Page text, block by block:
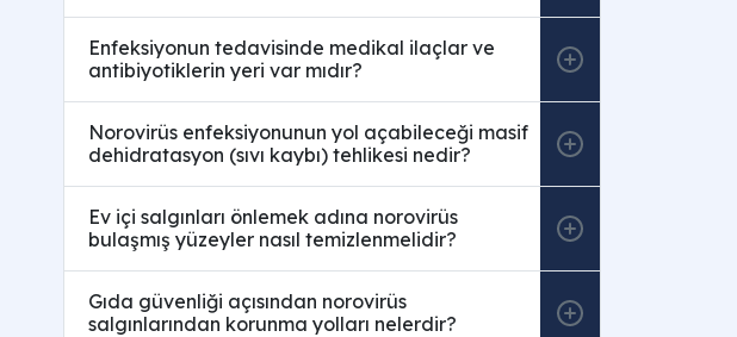
Enfeksiyonun tedavisinde medikal ilaçlar ve
antibiyotiklerin yeri var mıdır?
Norovirüs enfeksiyonunun yol açabileceği masif
dehidratasyon (sıvı kaybı) tehlikesi nedir?
Ev içi salgınları önlemek adına norovirüs
bulaşmış yüzeyler nasıl temizlenmelidir?
Gıda güvenliği açısından norovirüs
salgınlarından korunma yolları nelerdir?